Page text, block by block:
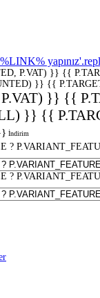
P.VAT) }} {{
}} {{
}} {{
}} {{
İndirim
?
?